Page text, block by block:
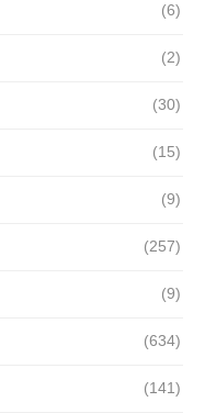
(6)
(2)
(30)
(15)
(9)
(257)
(9)
(634)
(141)